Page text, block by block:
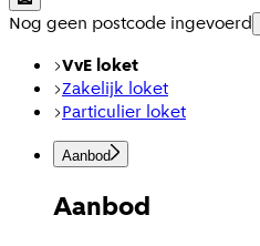
Nog geen postcode ingevoerd
VvE loket
Zakelijk loket
Particulier loket
Aanbod
Aanbod